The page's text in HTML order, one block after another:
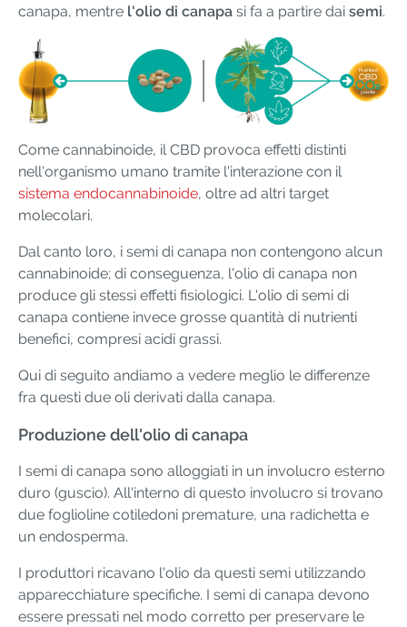
canapa, mentre l'olio di canapa si fa a partire dai semi.
Come cannabinoide, il CBD provoca effetti distinti
nell'organismo umano tramite l'interazione con il
sistema endocannabinoide, oltre ad altri target
molecolari.
Dal canto loro, i semi di canapa non contengono alcun
cannabinoide; di conseguenza, l'olio di canapa non
produce gli stessi effetti fisiologici. L'olio di semi di
canapa contiene invece grosse quantità di nutrienti
benefici, compresi acidi grassi.
Qui di seguito andiamo a vedere meglio le differenze
fra questi due oli derivati dalla canapa.
Produzione dell'olio di canapa
I semi di canapa sono alloggiati in un involucro esterno
duro (guscio). All'interno di questo involucro si trovano
due foglioline cotiledoni premature, una radichetta e
un endosperma.
I produttori ricavano l'olio da questi semi utilizzando
apparecchiature specifiche. I semi di canapa devono
essere pressati nel modo corretto per preservare le